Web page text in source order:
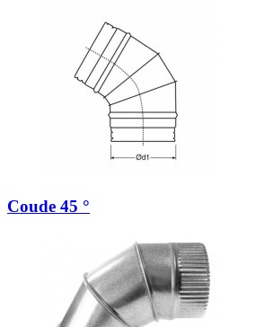
Coude 45 °